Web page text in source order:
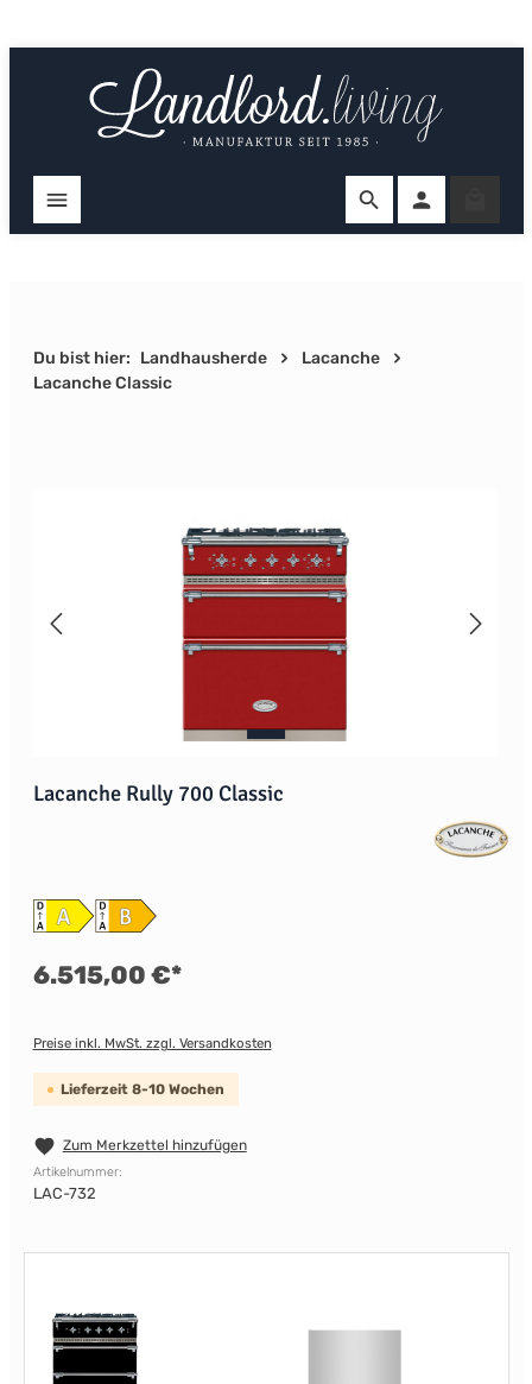
Du bist hier: Landhausherde
Lacanche
Lacanche Classic
Lacanche Rully 700 Classic
6.515,00 €*
Preise inkl. MwSt. zzgl. Versandkosten
Lieferzeit 8-10 Wochen
Zum Merkzettel hinzufügen
Artikelnummer:
LAC-732